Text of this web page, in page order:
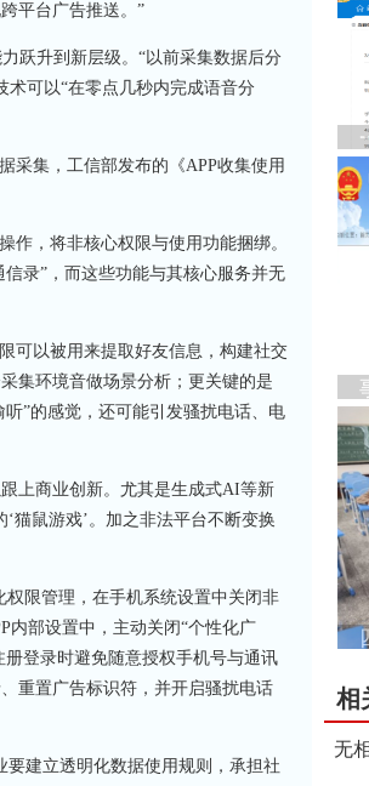
平台广告推送。”
跃升到新层级。“以前采集数据后分
可以“在零点几秒内完成语音分
采集，工信部发布的《APP收集使用
作，将非核心权限与使用功能捆绑。
录”，而这些功能与其核心服务并无
可以被用来提取好友信息，构建社交
集环境音做场景分析；更关键的是
”的感觉，还可能引发骚扰电话、电
上商业创新。尤其是生成式AI等新
猫鼠游戏’。加之非法平台不断变换
权限管理，在手机系统设置中关闭非
内部设置中，主动关闭“个性化广
登录时避免随意授权手机号与通讯
重置广告标识符，并开启骚扰电话
建立透明化数据使用规则，承担社
相
无